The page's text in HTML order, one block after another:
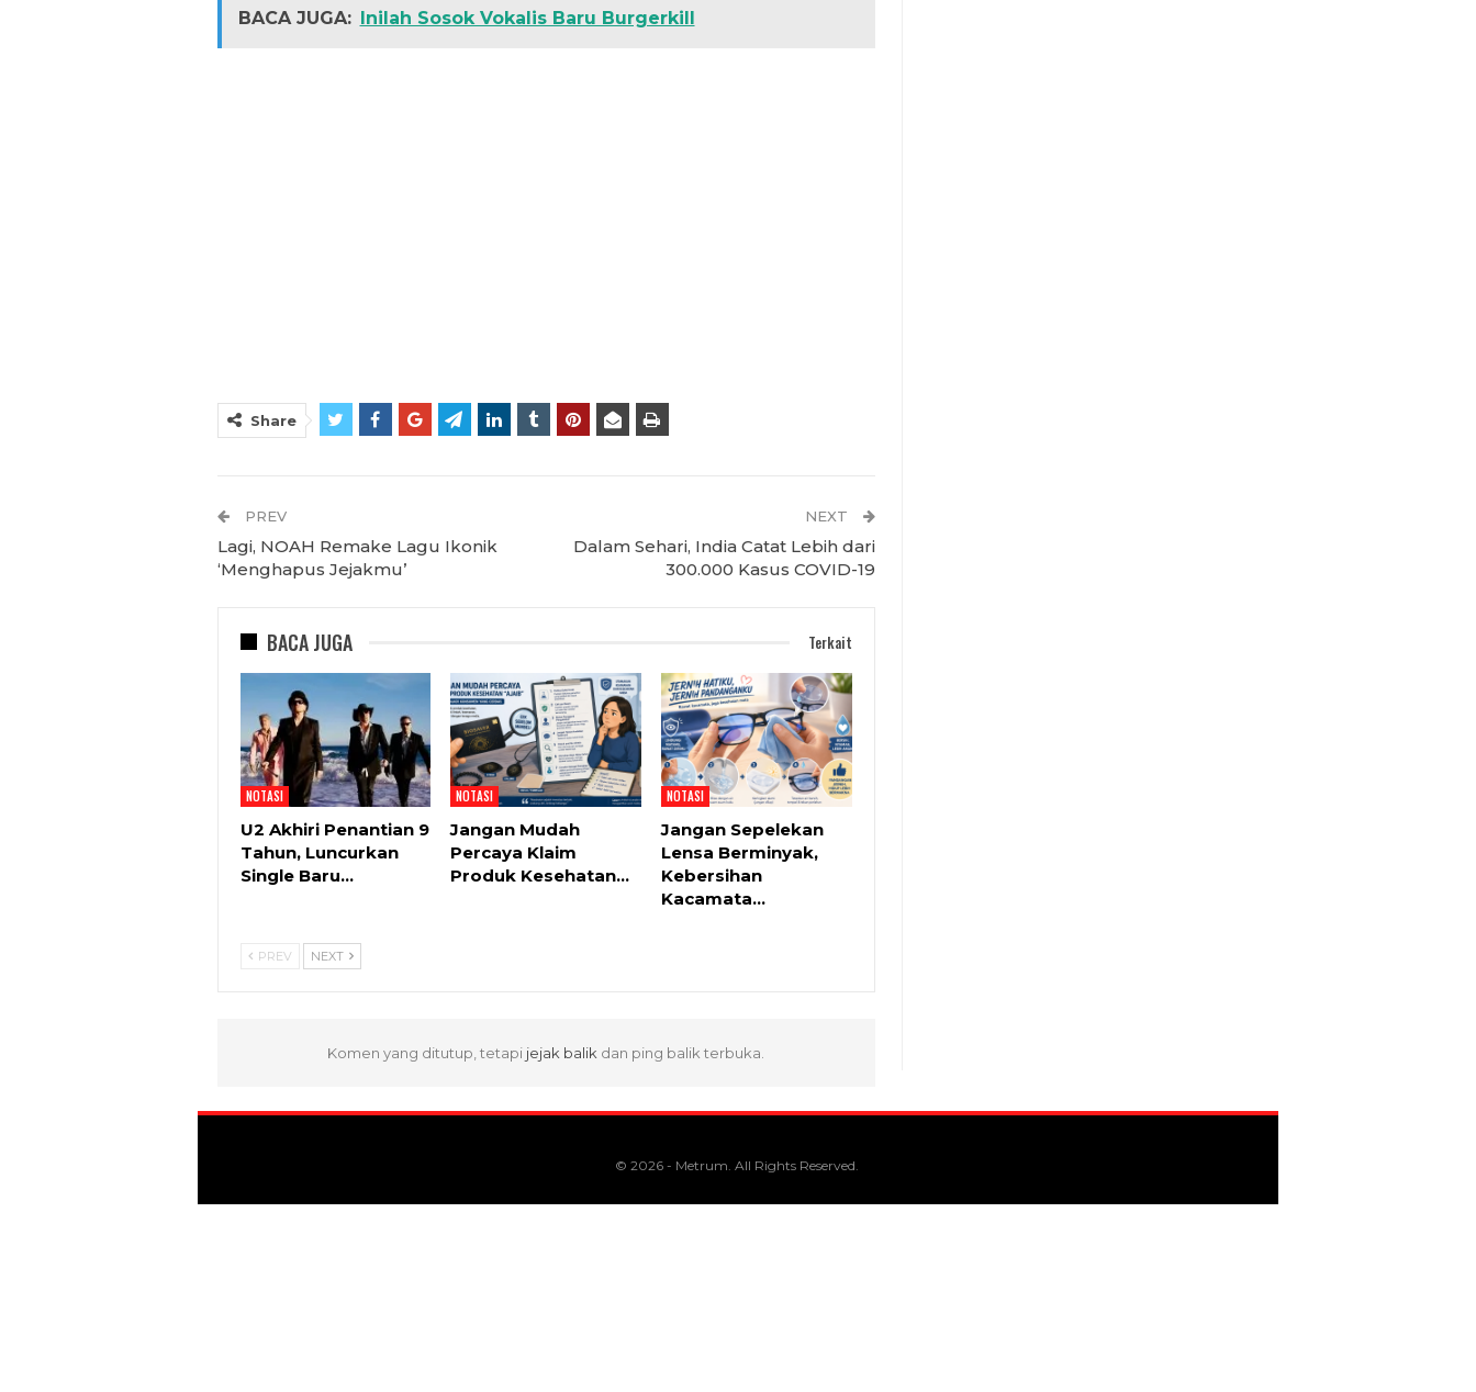
BACA JUGA: Inilah Sosok Vokalis Baru Burgerkill
Share
PREV
Lagi, NOAH Remake Lagu Ikonik
‘Menghapus Jejakmu’
NEXT
Dalam Sehari, India Catat Lebih dari
300.000 Kasus COVID-19
BACA JUGA Terkait
NOTASI
U2 Akhiri Penantian 9
Tahun, Luncurkan
Single Baru…
NOTASI
Jangan Mudah
Percaya Klaim
Produk Kesehatan…
NOTASI
Jangan Sepelekan
Lensa Berminyak,
Kebersihan
Kacamata…
PREV NEXT
Komen yang ditutup, tetapi jejak balik dan ping balik terbuka.
© 2026 - Metrum. All Rights Reserved.